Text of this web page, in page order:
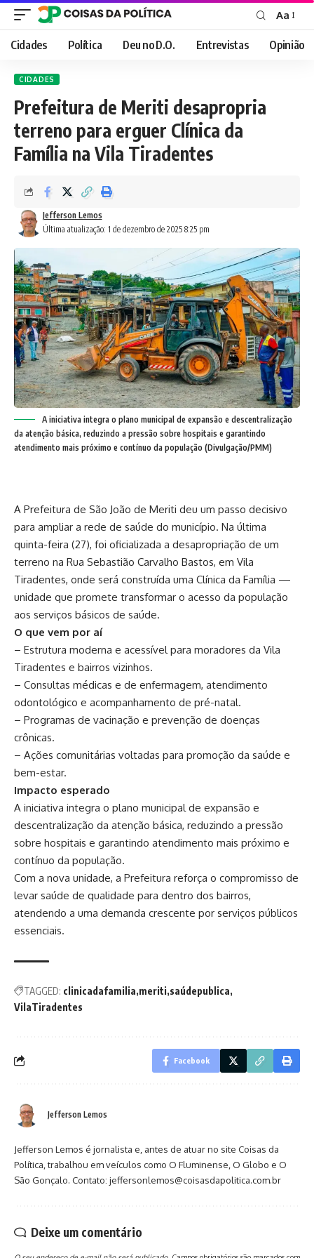
Font
Resizer
Aa
Cidades Política Deu no D.O. Entrevistas Opinião
CIDADES
Prefeitura de Meriti desapropria
terreno para erguer Clínica da
Família na Vila Tiradentes
Última atualização: 1 de dezembro de 2025 8:25 pm
Jefferson Lemos
A iniciativa integra o plano municipal de expansão e descentralização
da atenção básica, reduzindo a pressão sobre hospitais e garantindo
atendimento mais próximo e contínuo da população (Divulgação/PMM)
A Prefeitura de São João de Meriti deu um passo decisivo
para ampliar a rede de saúde do município. Na última
quinta-feira (27), foi oficializada a desapropriação de um
terreno na Rua Sebastião Carvalho Bastos, em Vila
Tiradentes, onde será construída uma Clínica da Família —
unidade que promete transformar o acesso da população
aos serviços básicos de saúde.
O que vem por aí
– Estrutura moderna e acessível para moradores da Vila
Tiradentes e bairros vizinhos.
– Consultas médicas e de enfermagem, atendimento
odontológico e acompanhamento de pré-natal.
– Programas de vacinação e prevenção de doenças
crônicas.
– Ações comunitárias voltadas para promoção da saúde e
bem-estar.
Impacto esperado
A iniciativa integra o plano municipal de expansão e
descentralização da atenção básica, reduzindo a pressão
sobre hospitais e garantindo atendimento mais próximo e
contínuo da população.
Com a nova unidade, a Prefeitura reforça o compromisso de
levar saúde de qualidade para dentro dos bairros,
atendendo a uma demanda crescente por serviços públicos
essenciais.
TAGGED: clinicadafamilia meriti saúdepublica
VilaTiradentes
Facebook
Jefferson Lemos
Jefferson Lemos é jornalista e, antes de atuar no site Coisas da
Política, trabalhou em veículos como O Fluminense, O Globo e O
São Gonçalo. Contato: jeffersonlemos@coisasdapolitica.com.br
Deixe um comentário